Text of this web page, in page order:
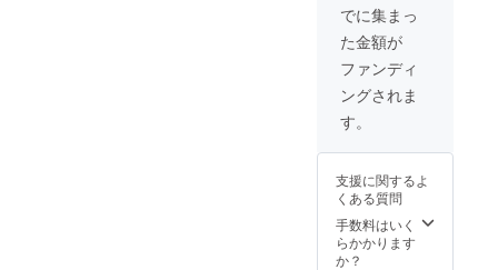
でに集まっ
た金額が
ファンディ
ングされま
す。
支援に関するよ
くある質問
手数料はいく
らかかります
か？